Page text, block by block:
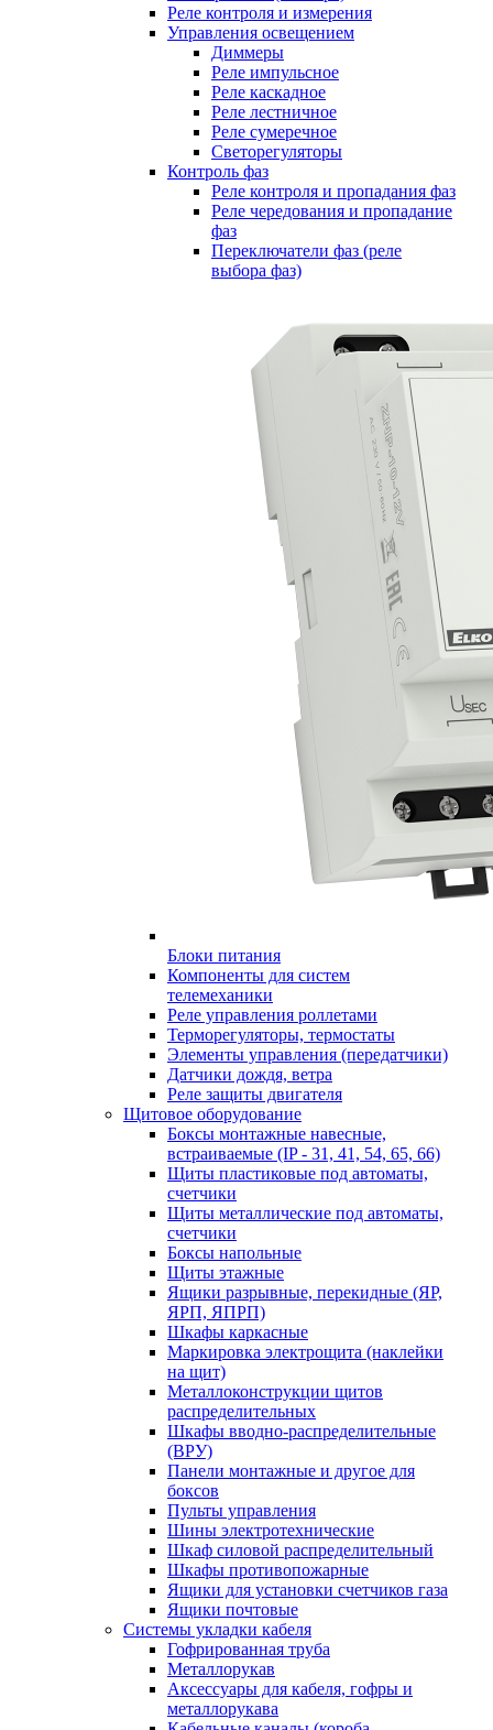
Реле контроля и измерения
Управления освещением
Диммеры
Реле импульсное
Реле каскадное
Реле лестничное
Реле сумеречное
Светорегуляторы
Контроль фаз
Реле контроля и пропадания фаз
Реле чередования и пропадание
фаз
Переключатели фаз (реле
выбора фаз)
Блоки питания
Компоненты для систем
телемеханики
Реле управления роллетами
Терморегуляторы, термостаты
Элементы управления (передатчики)
Датчики дождя, ветра
Реле защиты двигателя
Щитовое оборудование
Боксы монтажные навесные,
встраиваемые (IP - 31, 41, 54, 65, 66)
Щиты пластиковые под автоматы,
счетчики
Щиты металлические под автоматы,
счетчики
Боксы напольные
Щиты этажные
Ящики разрывные, перекидные (ЯР,
ЯРП, ЯПРП)
Шкафы каркасные
Маркировка электрощита (наклейки
на щит)
Металлоконструкции щитов
распределительных
Шкафы вводно-распределительные
(ВРУ)
Панели монтажные и другое для
боксов
Пульты управления
Шины электротехнические
Шкаф силовой распределительный
Шкафы противопожарные
Ящики для установки счетчиков газа
Ящики почтовые
Системы укладки кабеля
Гофрированная труба
Металлорукав
Аксессуары для кабеля, гофры и
металлорукава